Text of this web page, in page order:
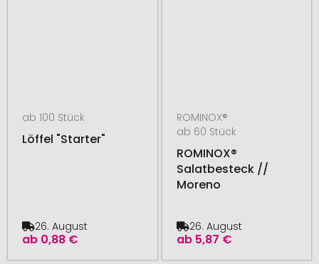
ab 100 Stück
Löffel "Starter"
ab 0,88 €
26. August
ROMINOX®
ab 60 Stück
ROMINOX®
Salatbesteck //
Moreno
ab 5,87 €
26. August